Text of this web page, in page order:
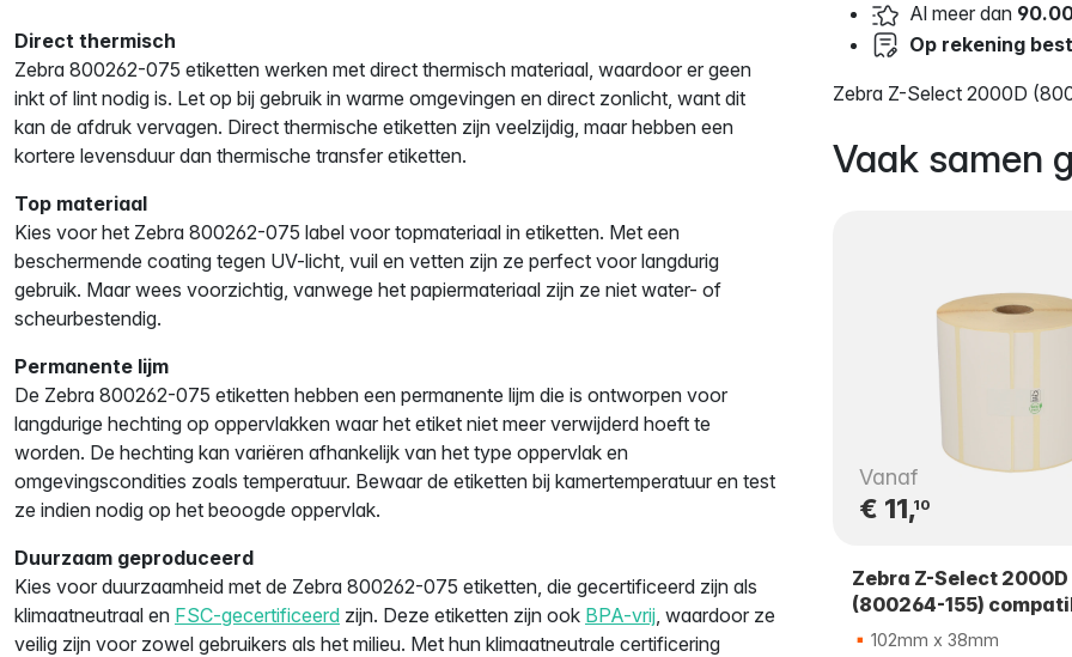
Al meer dan
Op rekening
Zebra Z-Select 2000D
Vaak samen
Vanaf
€ 11,10
Zebra Z-Select 2000D
(800264-155)
102mm x 38mm
Direct thermisch
Zebra 800262-075 etiketten werken met direct thermisch materiaal, waardoor er geen
inkt of lint nodig is. Let op bij gebruik in warme omgevingen en direct zonlicht, want dit
kan de afdruk vervagen. Direct thermische etiketten zijn veelzijdig, maar hebben een
kortere levensduur dan thermische transfer etiketten.
Top materiaal
Kies voor het Zebra 800262-075 label voor topmateriaal in etiketten. Met een
beschermende coating tegen UV-licht, vuil en vetten zijn ze perfect voor langdurig
gebruik. Maar wees voorzichtig, vanwege het papiermateriaal zijn ze niet water- of
scheurbestendig.
Permanente lijm
De Zebra 800262-075 etiketten hebben een permanente lijm die is ontworpen voor
langdurige hechting op oppervlakken waar het etiket niet meer verwijderd hoeft te
worden. De hechting kan variëren afhankelijk van het type oppervlak en
omgevingscondities zoals temperatuur. Bewaar de etiketten bij kamertemperatuur en test
ze indien nodig op het beoogde oppervlak.
Duurzaam geproduceerd
Kies voor duurzaamheid met de Zebra 800262-075 etiketten, die gecertificeerd zijn als
klimaatneutraal en FSC-gecertificeerd zijn. Deze etiketten zijn ook BPA-vrij , waardoor ze
veilig zijn voor zowel gebruikers als het milieu. Met hun klimaatneutrale certificering